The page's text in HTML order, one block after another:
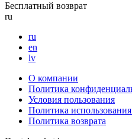
Бесплатный возврат
ru
ru
en
lv
О компании
Политика
Условия пользования
Политика
Политика возврата